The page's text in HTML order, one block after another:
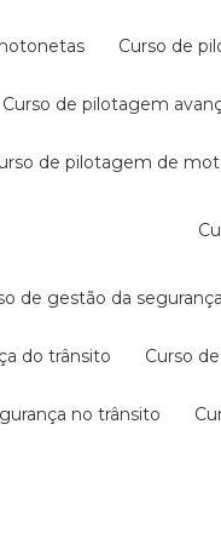
curso de
curso de pilotagem
curso de pilotagem de
de gestão da
do trânsito curso
no trânsito